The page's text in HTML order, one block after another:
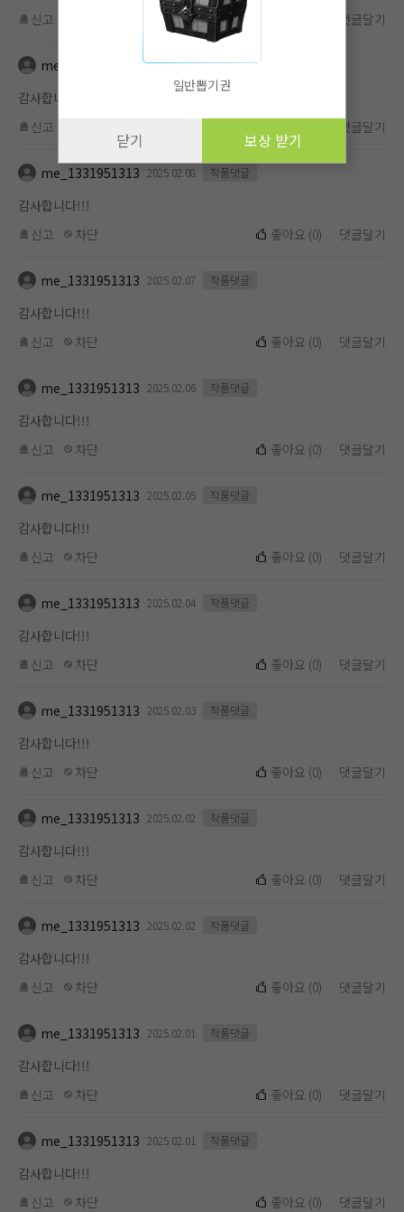
신고 댓글달기
me_1331951313 2025.02.09 작품댓글
감사합니다!!!
신고
댓글달기
me_1331951313 2025.02.08 작품댓글
감사합니다!!!
신고
차단 좋아요 (0) 댓글달기
me_1331951313 2025.02.07 작품댓글
감사합니다!!!
신고
차단 좋아요 (0) 댓글달기
me_1331951313 2025.02.06 작품댓글
감사합니다!!!
신고
차단 좋아요 (0) 댓글달기
me_1331951313 2025.02.05 작품댓글
감사합니다!!!
신고
차단 좋아요 (0) 댓글달기
me_1331951313 2025.02.04 작품댓글
감사합니다!!!
신고
차단 좋아요 (0) 댓글달기
me_1331951313 2025.02.03 작품댓글
감사합니다!!!
신고
차단 좋아요 (0) 댓글달기
me_1331951313 2025.02.02 작품댓글
감사합니다!!!
신고
차단 좋아요 (0) 댓글달기
me_1331951313 2025.02.02 작품댓글
감사합니다!!!
신고
차단 좋아요 (0) 댓글달기
me_1331951313 2025.02.01 작품댓글
감사합니다!!!
신고
차단 좋아요 (0) 댓글달기
me_1331951313 2025.02.01 작품댓글
감사합니다!!!
신고
차단 좋아요 (0) 댓글달기
일반뽑기권
닫기 보상 받기